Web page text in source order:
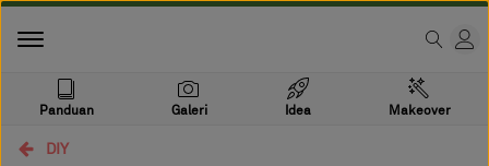
Panduan Galeri Idea Makeover
DIY